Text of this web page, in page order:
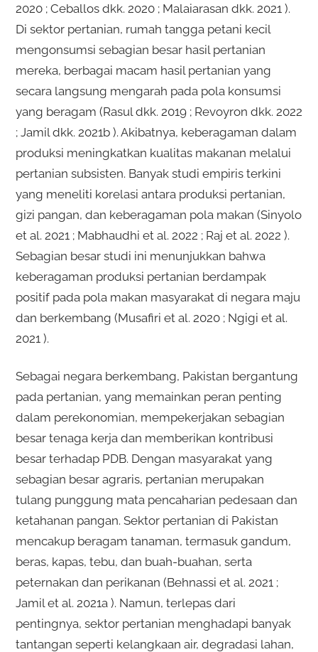
2020 ; Ceballos dkk. 2020 ; Malaiarasan dkk. 2021 ).
Di sektor pertanian, rumah tangga petani kecil
mengonsumsi sebagian besar hasil pertanian
mereka, berbagai macam hasil pertanian yang
secara langsung mengarah pada pola konsumsi
yang beragam (Rasul dkk. 2019 ; Revoyron dkk. 2022
; Jamil dkk. 2021b ). Akibatnya, keberagaman dalam
produksi meningkatkan kualitas makanan melalui
pertanian subsisten. Banyak studi empiris terkini
yang meneliti korelasi antara produksi pertanian,
gizi pangan, dan keberagaman pola makan (Sinyolo
et al. 2021 ; Mabhaudhi et al. 2022 ; Raj et al. 2022 ).
Sebagian besar studi ini menunjukkan bahwa
keberagaman produksi pertanian berdampak
positif pada pola makan masyarakat di negara maju
dan berkembang (Musafiri et al. 2020 ; Ngigi et al.
2021 ).
Sebagai negara berkembang, Pakistan bergantung
pada pertanian, yang memainkan peran penting
dalam perekonomian, mempekerjakan sebagian
besar tenaga kerja dan memberikan kontribusi
besar terhadap PDB. Dengan masyarakat yang
sebagian besar agraris, pertanian merupakan
tulang punggung mata pencaharian pedesaan dan
ketahanan pangan. Sektor pertanian di Pakistan
mencakup beragam tanaman, termasuk gandum,
beras, kapas, tebu, dan buah-buahan, serta
peternakan dan perikanan (Behnassi et al. 2021 ;
Jamil et al. 2021a ). Namun, terlepas dari
pentingnya, sektor pertanian menghadapi banyak
tantangan seperti kelangkaan air, degradasi lahan,